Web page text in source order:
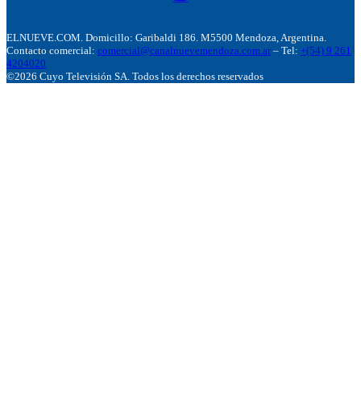
ELNUEVE.COM. Domicillo: Garibaldi 186. M5500 Mendoza, Argentina.
Contacto comercial: comercial@canalnuevemendoza.com.ar – Tel: +(54) 9 261
4204020
©2026 Cuyo Televisión SA. Todos los derechos reservados